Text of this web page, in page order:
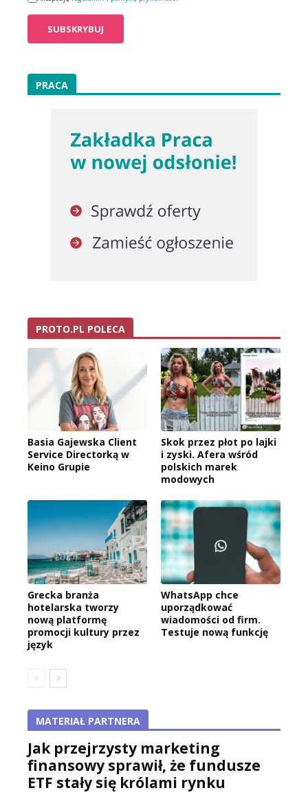
PRACA
PROTO.PL POLECA
Basia Gajewska Client
Service Directorką w
Keino Grupie
Skok przez płot po lajki
i zyski. Afera wśród
polskich marek
modowych
Grecka branża
hotelarska tworzy
nową platformę
promocji kultury przez
język
WhatsApp chce
uporządkować
wiadomości od firm.
Testuje nową funkcję
MATERIAŁ PARTNERA
Jak przejrzysty marketing
finansowy sprawił, że fundusze
ETF stały się królami rynku